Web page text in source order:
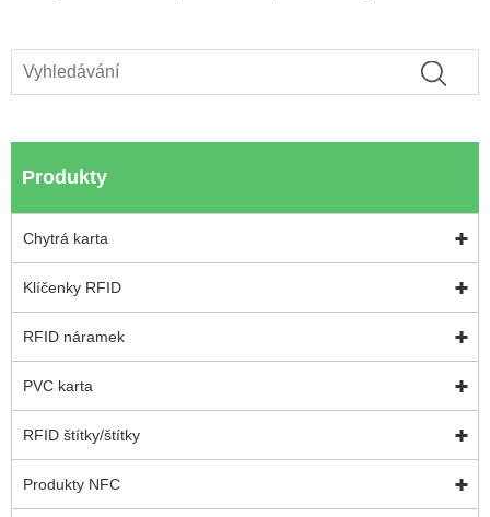
Produkty
Chytrá karta
Klíčenky RFID
RFID náramek
PVC karta
RFID štítky/štítky
Produkty NFC